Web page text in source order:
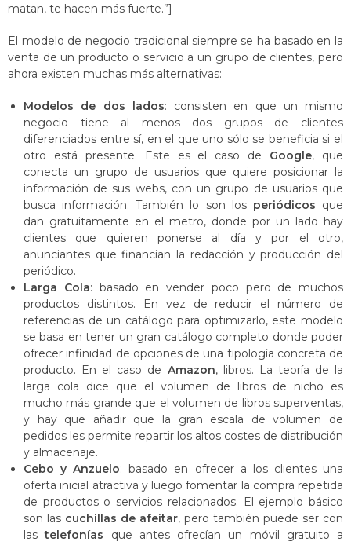
matan, te hacen más fuerte.”]
El modelo de negocio tradicional siempre se ha basado en la
venta de un producto o servicio a un grupo de clientes, pero
ahora existen muchas más alternativas:
Modelos de dos lados: consisten en que un mismo
negocio tiene al menos dos grupos de clientes
diferenciados entre sí, en el que uno sólo se beneficia si el
otro está presente. Este es el caso de Google, que
conecta un grupo de usuarios que quiere posicionar la
información de sus webs, con un grupo de usuarios que
busca información. También lo son los periódicos que
dan gratuitamente en el metro, donde por un lado hay
clientes que quieren ponerse al día y por el otro,
anunciantes que financian la redacción y producción del
periódico.
Larga Cola: basado en vender poco pero de muchos
productos distintos. En vez de reducir el número de
referencias de un catálogo para optimizarlo, este modelo
se basa en tener un gran catálogo completo donde poder
ofrecer infinidad de opciones de una tipología concreta de
producto. En el caso de Amazon, libros. La teoría de la
larga cola dice que el volumen de libros de nicho es
mucho más grande que el volumen de libros superventas,
y hay que añadir que la gran escala de volumen de
pedidos les permite repartir los altos costes de distribución
y almacenaje.
Cebo y Anzuelo: basado en ofrecer a los clientes una
oferta inicial atractiva y luego fomentar la compra repetida
de productos o servicios relacionados. El ejemplo básico
son las cuchillas de afeitar, pero también puede ser con
lastelefonías que antes ofrecían un móvil gratuito a